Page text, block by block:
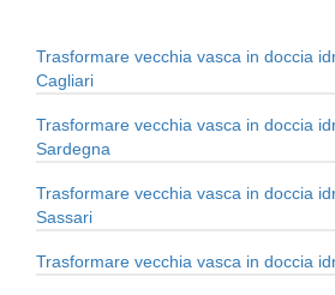
Trasformare vecchia vasca in doccia
Cagliari
Trasformare vecchia vasca in doccia
Sardegna
Trasformare vecchia vasca in doccia
Sassari
Trasformare vecchia vasca in doccia